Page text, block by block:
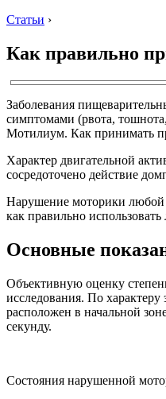
Статьи ›
Как правильно
Заболевания
симптомами (рвота,
Мотилиум. Как принимать
Характер двигательной
сосредоточено действие
Нарушение моторики любой
как правильно использовать
Основные
Объективную оценку
исследования. По
расположен в начальной
секунду.
Состояния нарушенной